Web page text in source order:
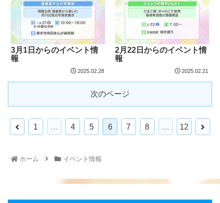
3月1日からのイベント情
報
2025.02.28
2月22日からのイベント情
報
2025.02.21
次のページ
1 … 4 5 6 7 8 … 12
ホーム イベント情報